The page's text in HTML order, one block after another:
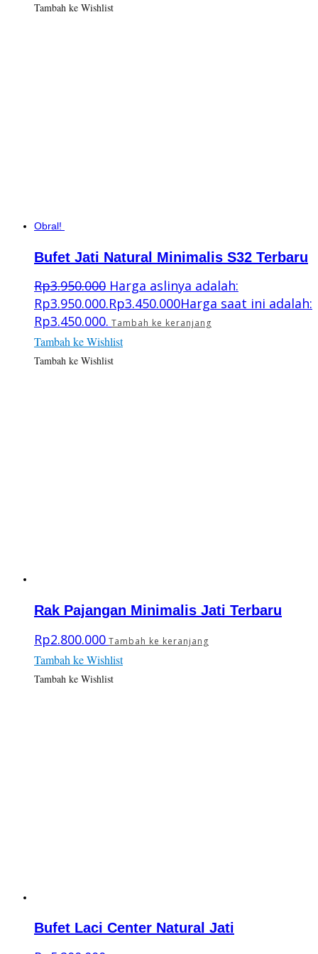
Tambah ke Wishlist
Obral!
Bufet Jati Natural Minimalis S32 Terbaru
Rp3.950.000 Harga aslinya adalah:
Rp3.950.000.Rp3.450.000Harga saat ini adalah:
Rp3.450.000. Tambah ke keranjang
Tambah ke Wishlist
Tambah ke Wishlist
Rak Pajangan Minimalis Jati Terbaru
Rp2.800.000 Tambah ke keranjang
Tambah ke Wishlist
Tambah ke Wishlist
Bufet Laci Center Natural Jati